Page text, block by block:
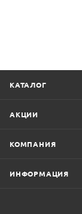
КАТАЛОГ
АКЦИИ
КОМПАНИЯ
ИНФОРМАЦИЯ